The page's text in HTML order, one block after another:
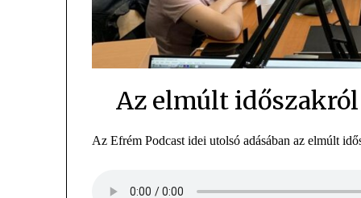
Az elmúlt
Az Efrém Podcast idei utolsó adásában az elmúlt